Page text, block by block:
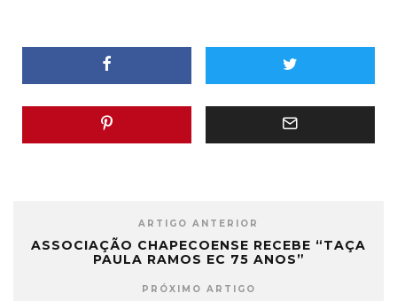
ARTIGO ANTERIOR
ASSOCIAÇÃO CHAPECOENSE RECEBE “TAÇA
PAULA RAMOS EC 75 ANOS”
PRÓXIMO ARTIGO